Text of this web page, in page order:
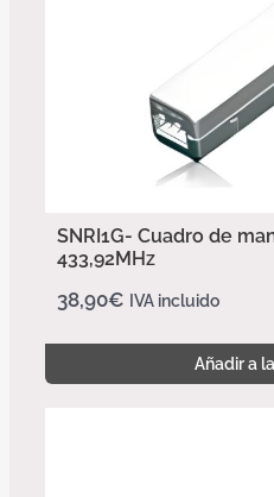
SNRI1G- Cuadro de
433,92MHz
38,90€ IVA incluido
Añadir a